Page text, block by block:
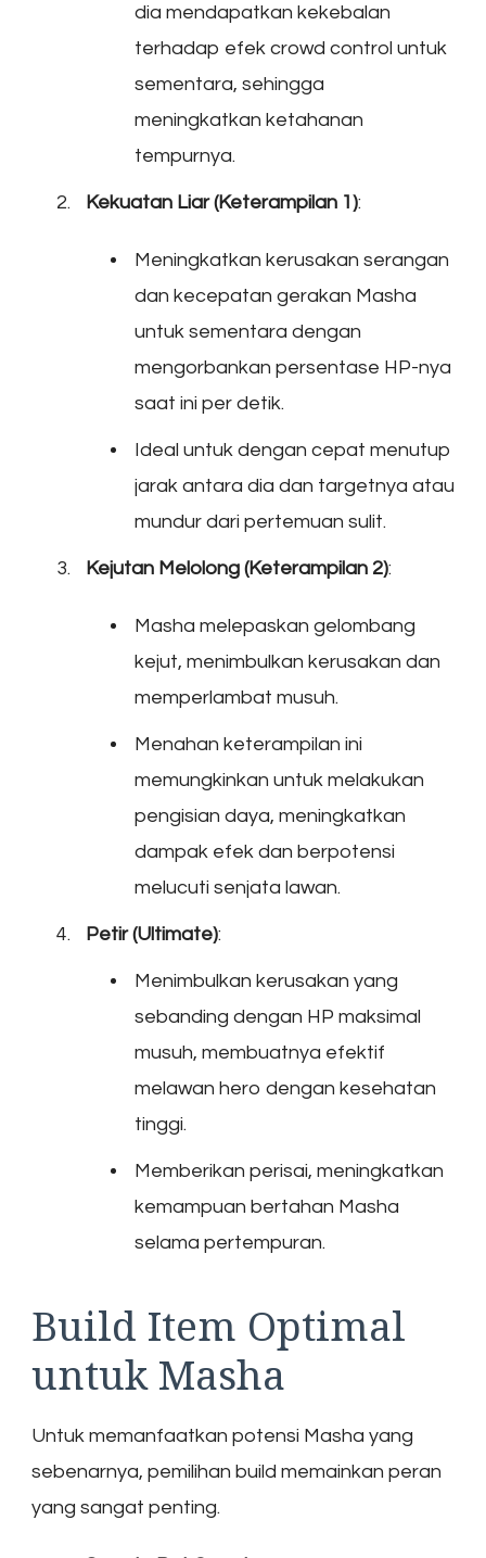
dia mendapatkan kekebalan
terhadap efek crowd control untuk
sementara, sehingga
meningkatkan ketahanan
tempurnya.
Kekuatan Liar (Keterampilan 1):
Meningkatkan kerusakan serangan
dan kecepatan gerakan Masha
untuk sementara dengan
mengorbankan persentase HP-nya
saat ini per detik.
Ideal untuk dengan cepat menutup
jarak antara dia dan targetnya atau
mundur dari pertemuan sulit.
Kejutan Melolong (Keterampilan 2):
Masha melepaskan gelombang
kejut, menimbulkan kerusakan dan
memperlambat musuh.
Menahan keterampilan ini
memungkinkan untuk melakukan
pengisian daya, meningkatkan
dampak efek dan berpotensi
melucuti senjata lawan.
Petir (Ultimate):
Menimbulkan kerusakan yang
sebanding dengan HP maksimal
musuh, membuatnya efektif
melawan hero dengan kesehatan
tinggi.
Memberikan perisai, meningkatkan
kemampuan bertahan Masha
selama pertempuran.
Build Item Optimal
untuk Masha
Untuk memanfaatkan potensi Masha yang
sebenarnya, pemilihan build memainkan peran
yang sangat penting.